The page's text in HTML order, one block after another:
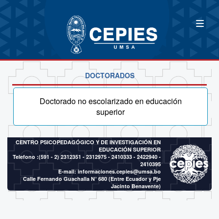
DOCTORADOS
Doctorado no escolarizado en educación
superior
CENTRO PSICOPEDAGÓGICO Y DE INVESTIGACIÓN EN
EDUCACIÓN SUPERIOR
Telefono :(591 - 2) 2312351 - 2312975 - 2410333 - 2422940 -
2410395
E-mail: informaciones.cepies@umsa.bo
Calle Fernando Guachalla N° 680 (Entre Ecuador y Pje
Jacinto Benavente)